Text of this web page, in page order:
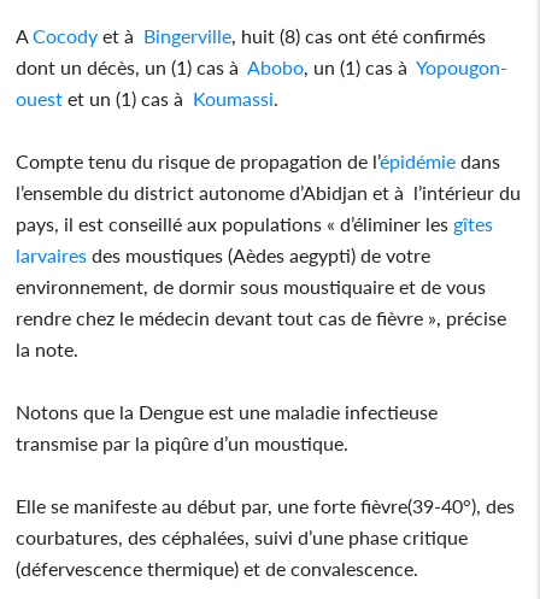
ACocody et à Bingerville , huit (8) cas ont été confirmés
dont un décès, un (1) cas à Abobo , un (1) cas àYopougon-
ouest et un (1) cas à Koumassi
Compte tenu du risque de propagation de l’épidémie dans
l’ensemble du district autonome d’Abidjan et à l’intérieur du
pays, il est conseillé aux populations « d’éliminer les gîtes
larvaires des moustiques (Aèdes aegypti) de votre
environnement, de dormir sous moustiquaire et de vous
rendre chez le médecin devant tout cas de fièvre », précise
la note.
Notons que la Dengue est une maladie infectieuse
transmise par la piqûre d’un moustique.
Elle se manifeste au début par, une forte fièvre(39-40°), des
courbatures, des céphalées, suivi d’une phase critique
(défervescence thermique) et de convalescence.